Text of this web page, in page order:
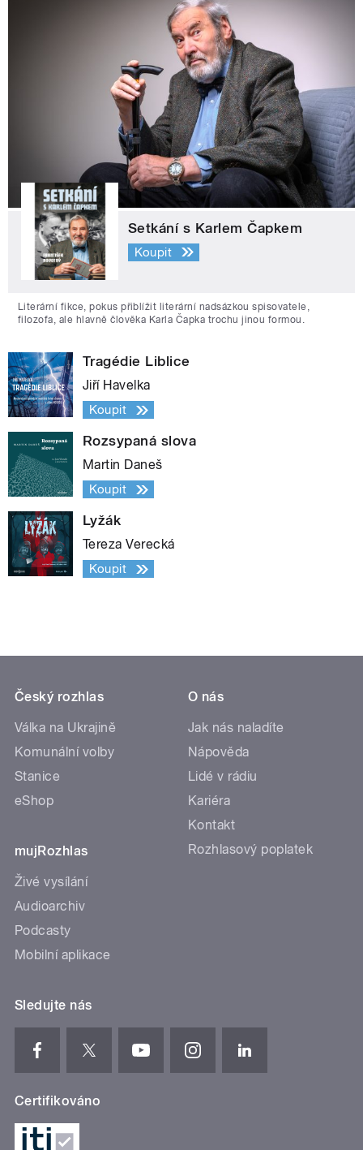
Setkání s Karlem Čapkem
Koupit
Literární fikce, pokus přiblížit literární nadsázkou spisovatele,
filozofa, ale hlavně člověka Karla Čapka trochu jinou formou.
Tragédie Liblice
Jiří Havelka
Koupit
Rozsypaná slova
Martin Daneš
Koupit
Lyžák
Tereza Verecká
Koupit
Český rozhlas
Válka na Ukrajině
Komunální volby
Stanice
eShop
mujRozhlas
Živé vysílání
Audioarchiv
Podcasty
Mobilní aplikace
O nás
Jak nás naladíte
Nápověda
Lidé v rádiu
Kariéra
Kontakt
Rozhlasový poplatek
Sledujte nás
Certifikováno